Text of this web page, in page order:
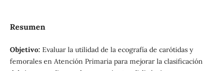
Resumen
Objetivo: Evaluar la utilidad de la ecografía de carótidas y
femorales en Atención Primaria para mejorar la clasificación